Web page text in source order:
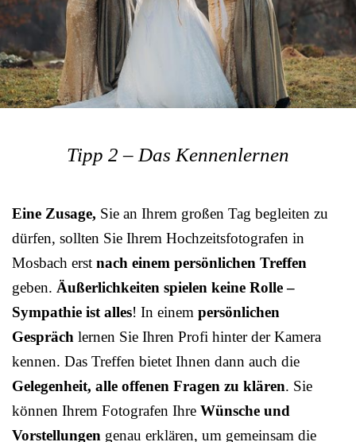
Tipp 2 – Das Kennenlernen
Eine Zusage, Sie an Ihrem großen Tag begleiten zu
dürfen, sollten Sie Ihrem Hochzeitsfotografen in
Mosbach erst nach einem persönlichen Treffen
geben. Äußerlichkeiten spielen keine Rolle –
Sympathie ist alles! In einem persönlichen
Gespräch lernen Sie Ihren Profi hinter der Kamera
kennen. Das Treffen bietet Ihnen dann auch die
Gelegenheit, alle offenen Fragen zu klären. Sie
können Ihrem Fotografen Ihre Wünsche und
Vorstellungen genau erklären, um gemeinsam die